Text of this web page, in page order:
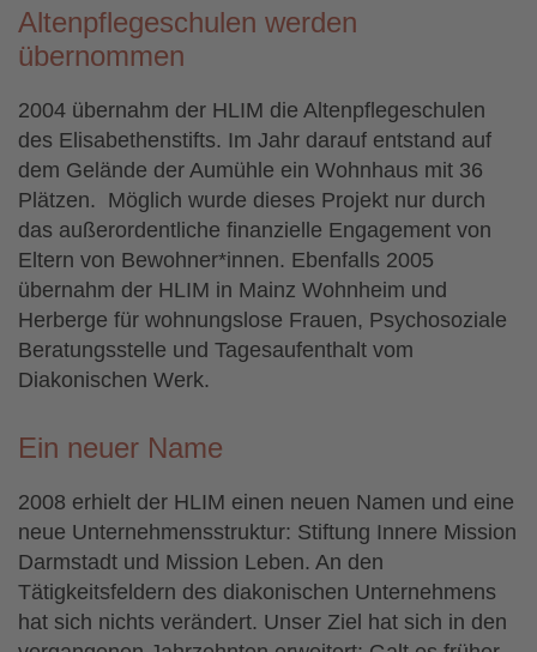
Altenpflegeschulen werden
übernommen
2004 übernahm der HLIM die Altenpflegeschulen
des Elisabethenstifts. Im Jahr darauf entstand auf
dem Gelände der Aumühle ein Wohnhaus mit 36
Plätzen. Möglich wurde dieses Projekt nur durch
das außerordentliche finanzielle Engagement von
Eltern von Bewohner*innen. Ebenfalls 2005
übernahm der HLIM in Mainz Wohnheim und
Herberge für wohnungslose Frauen, Psychosoziale
Beratungsstelle und Tagesaufenthalt vom
Diakonischen Werk.
Ein neuer Name
2008 erhielt der HLIM einen neuen Namen und eine
neue Unternehmensstruktur: Stiftung Innere Mission
Darmstadt und Mission Leben. An den
Tätigkeitsfeldern des diakonischen Unternehmens
hat sich nichts verändert. Unser Ziel hat sich in den